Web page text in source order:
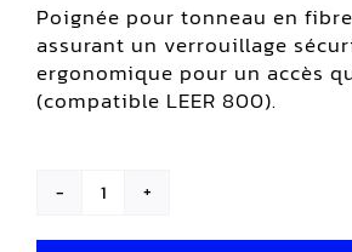
Poignée pour tonneau en
assurant un verrouillage
ergonomique pour un accès
(compatible LEER 800).
quantité
de